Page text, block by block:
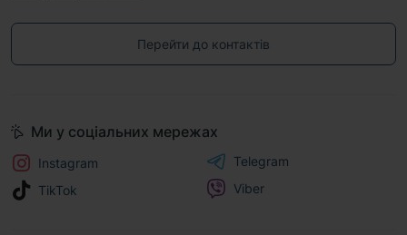
Перейти до контактів
Ми у соціальних мережах
Instagram
TikTok
Telegram
Viber